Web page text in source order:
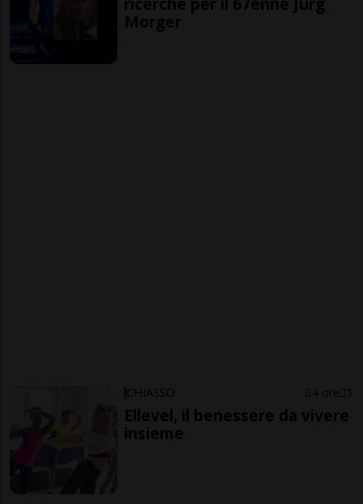
Morger
CHIASSO 4 ore 1
Ellevel, il benessere da vivere
insieme